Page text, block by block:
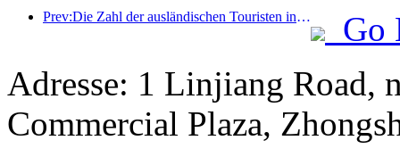
Prev:Die Zahl der ausländischen Touristen in China stieg im ersten Quartal um 40 %
Go
Adresse: 1 Linjiang Road,
Commercial Plaza,